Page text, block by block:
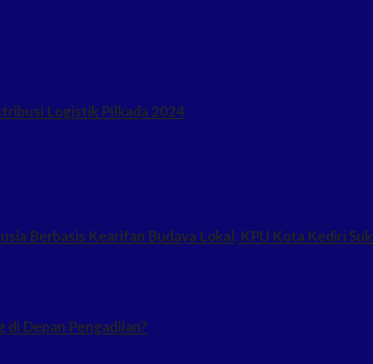
Logistik Pilkada 2024
Berbasis Kearifan Budaya Lokal, KPU Kota Kediri
di Depan Pengadilan?